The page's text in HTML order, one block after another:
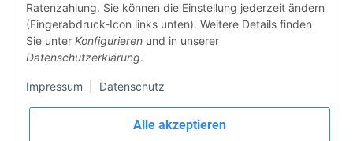
Alle akzeptieren
Ratenzahlung. Sie können die Einstellung jederzeit ändern
(Fingerabdruck-Icon links unten). Weitere Details finden
Sie unter Konfigurieren und in unserer
Datenschutzerklärung.
Impressum Datenschutz
Vertrag widerrufen
Sicher bezahlen via: